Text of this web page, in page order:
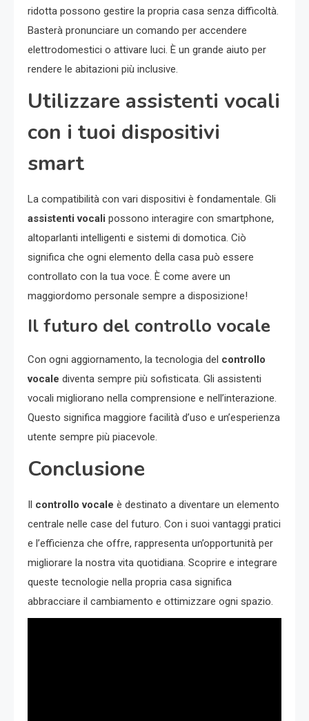
ridotta possono gestire la propria casa senza difficoltà.
Basterà pronunciare un comando per accendere
elettrodomestici o attivare luci. È un grande aiuto per
rendere le abitazioni più inclusive.
Utilizzare assistenti vocali
con i tuoi dispositivi
smart
La compatibilità con vari dispositivi è fondamentale. Gli
assistenti vocali possono interagire con smartphone,
altoparlanti intelligenti e sistemi di domotica. Ciò
significa che ogni elemento della casa può essere
controllato con la tua voce. È come avere un
maggiordomo personale sempre a disposizione!
Il futuro del controllo vocale
Con ogni aggiornamento, la tecnologia del controllo
vocale diventa sempre più sofisticata. Gli assistenti
vocali migliorano nella comprensione e nell’interazione.
Questo significa maggiore facilità d’uso e un’esperienza
utente sempre più piacevole.
Conclusione
Il controllo vocale è destinato a diventare un elemento
centrale nelle case del futuro. Con i suoi vantaggi pratici
e l’efficienza che offre, rappresenta un’opportunità per
migliorare la nostra vita quotidiana. Scoprire e integrare
queste tecnologie nella propria casa significa
abbracciare il cambiamento e ottimizzare ogni spazio.